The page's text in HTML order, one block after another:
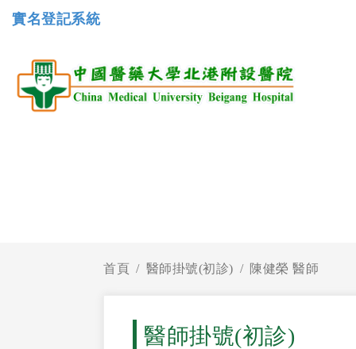
實名登記系統
首頁 醫師掛號(初診) 陳健榮 醫師
醫師掛號(初診)